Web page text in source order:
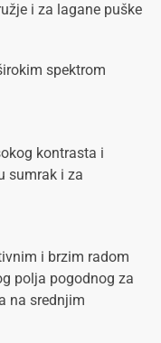
i za lagane puške
spektrom
kontrasta i
sumrak i za
i brzim radom
polja pogodnog za
na srednjim